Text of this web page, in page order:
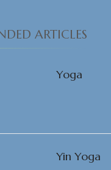
ARTICLES
Yoga
Yin Yoga